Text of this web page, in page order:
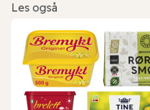
Les også